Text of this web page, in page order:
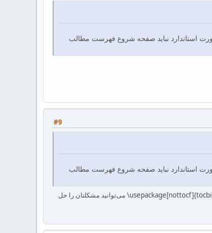
استاندارد نباید صفحه شروع فهرست مطالب
#9
استاندارد نباید صفحه شروع فهرست مطالب
ممکن است این مشکل مربوط به فراخوانی بسته «tocbibind» باشد. در اینصورت در هنگام فراخوانی با استفاده از {usepackage[nottocf]{tocbibind\ می‌توانید مشکلتان را حل